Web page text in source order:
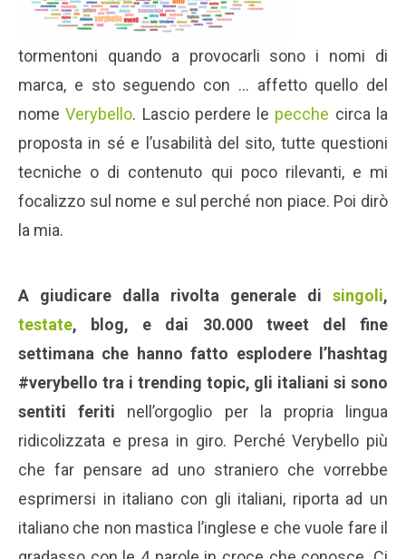
tormentoni quando a provocarli sono i nomi di
marca, e sto seguendo con … affetto quello del
nomeVerybello. Lascio perdere le pecche circa la
proposta in sé e l’usabilità del sito, tutte questioni
tecniche o di contenuto qui poco rilevanti, e mi
focalizzo sul nome e sul perché non piace. Poi dirò
la mia.
A giudicare dalla rivolta generale di singoli,
testate, blog, e dai 30.000 tweet del fine
settimana che hanno fatto esplodere l’hashtag
#verybello tra i trending topic, gli italiani si sono
sentiti feriti nell’orgoglio per la propria lingua
ridicolizzata e presa in giro. Perché Verybello più
che far pensare ad uno straniero che vorrebbe
esprimersi in italiano con gli italiani, riporta ad un
italiano che non mastica l’inglese e che vuole fare il